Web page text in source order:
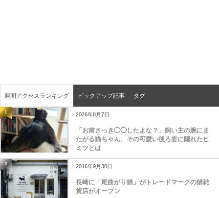
週間アクセスランキング ピックアップ記事 タグ
1 2026年8月7日
「お前さっき◯◯したよな？」飼い主の腕にま
たがる猫ちゃん、その可愛い後ろ姿に隠れたヒ
ミツとは
2 2016年9月30日
長崎に「尾曲がり猫」がトレードマークの猫雑
貨店がオープン